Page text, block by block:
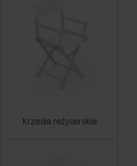
Krzesła reżyserskie